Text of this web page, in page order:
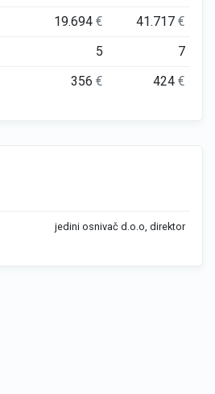
19.694€ 41.717€
5
7
356€ 424€
jedini osnivač d.o.o, direktor